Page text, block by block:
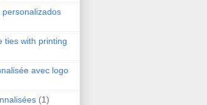
personalizados
ties with printing
avec logo
(1)